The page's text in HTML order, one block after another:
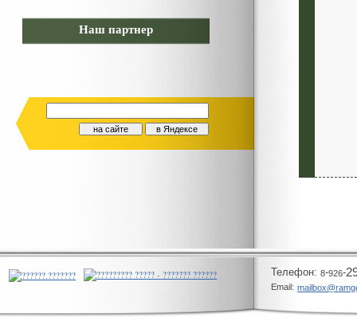
Наш партнер
Телeфон: 8-926-
Email: